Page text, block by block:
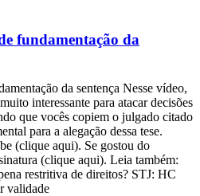
fundamentação da
da sentença Nesse vídeo,
interessante para atacar decisões
que vocês copiem o julgado citado
para a alegação dessa tese.
(clique aqui). Se gostou do
(clique aqui). Leia também:
restritiva de direitos? STJ: HC
validade